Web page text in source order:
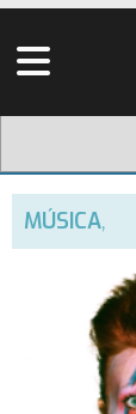
MÚSICA,